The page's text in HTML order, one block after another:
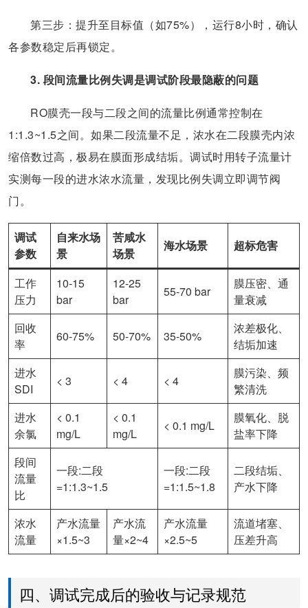
第三步：提升至目标值（如75%），运行8小时，确认
各参数稳定后再锁定。
3. 段间流量比例失调是调试阶段最隐蔽的问题
RO膜壳一段与二段之间的流量比例通常控制在
1:1.3~1.5之间。如果二段流量不足，浓水在二段膜壳内浓
缩倍数过高，极易在膜面形成结垢。调试时用转子流量计
实测每一段的进水浓水流量，发现比例失调立即调节阀
门。
调试
参数
自来水场
景
苦咸水
场景
海水场景 超标危害
工作
压力
10-15
bar
12-25
bar
55-70 bar
膜压密、通
量衰减
回收
率
60-75% 50-70% 35-50%
浓差极化、
结垢加速
进水
SDI
< 3 < 4 < 4
膜污染、频
繁清洗
进水
余氯
< 0.1
mg/L
< 0.1
mg/L
< 0.1 mg/L
膜氧化、脱
盐率下降
段间
流量
比
一段:二段
=1:1.3~1.5
一段:二段
=1:1.5~1.8
二段结垢、
产水下降
浓水
流量
产水流量
×1.5~3
产水流
量×2~4
产水流量
×2.5~5
流道堵塞、
压差升高
四、调试完成后的验收与记录规范